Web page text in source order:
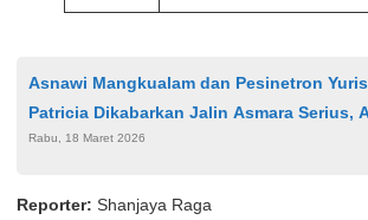
Asnawi Mangkualam dan Pesinetron
Patricia Dikabarkan Jalin Asmara Serius,
Ungkap Rencana Lamaran Akhir 2026
Rabu, 18 Maret 2026
Reporter: Shanjaya Raga